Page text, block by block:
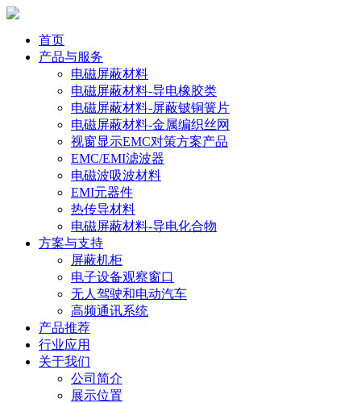
首页
产品与服务
电磁屏蔽材料
电磁屏蔽材料-导电橡胶类
电磁屏蔽材料-屏蔽铍铜簧片
电磁屏蔽材料-金属编织丝网
视窗显示EMC对策方案产品
EMC/EMI滤波器
电磁波吸波材料
EMI元器件
热传导材料
电磁屏蔽材料-导电化合物
方案与支持
屏蔽机柜
电子设备观察窗口
无人驾驶和电动汽车
高频通讯系统
产品推荐
行业应用
关于我们
公司简介
展示位置